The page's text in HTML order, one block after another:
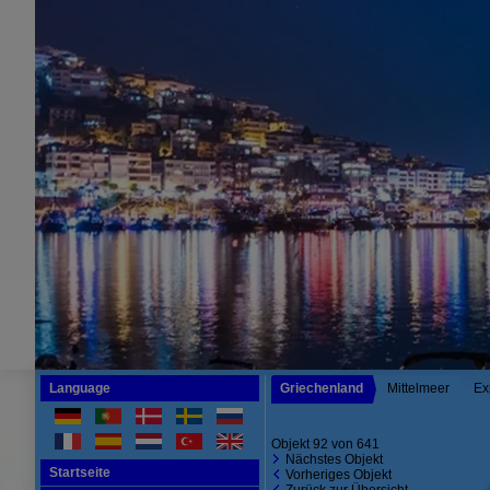
Language
Startseite
Griechenland Mittelmeer
Objekt 92 von 641
Nächstes Objekt
Vorheriges Objekt